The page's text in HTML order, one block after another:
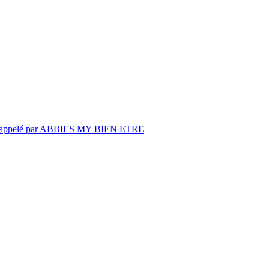
par ABBIES MY BIEN ETRE